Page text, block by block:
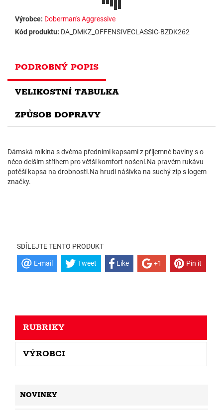
Výrobce: Doberman's Aggressive
Kód produktu: DA_DMKZ_OFFENSIVECLASSIC-BZDK262
PODROBNÝ POPIS
VELIKOSTNÍ TABULKA
ZPŮSOB DOPRAVY
Dámská mikina s dvěma předními kapsami z příjemné bavlny s o
něco delším střihem pro větší komfort nošení.Na pravém rukávu
potěší kapsa na drobnosti.Na hrudi nášivka na suchý zip s logem
značky.
SDÍLEJTE TENTO PRODUKT
E-mail Tweet Like +1 Pin it
RUBRIKY
VÝROBCI
NOVINKY